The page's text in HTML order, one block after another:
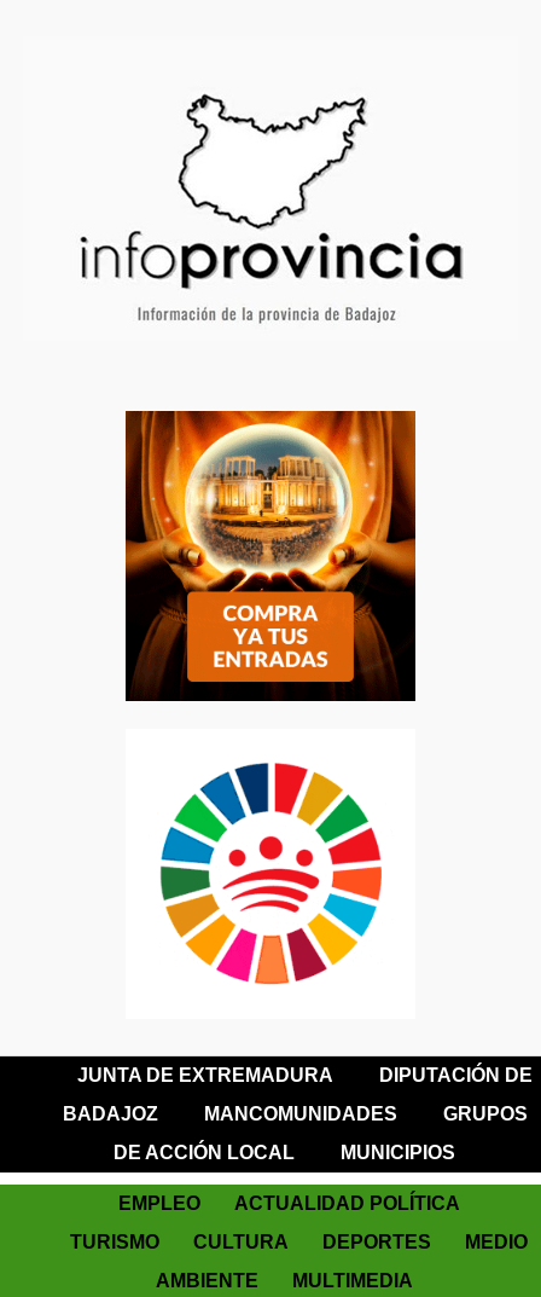
JUNTA DE EXTREMADURA
DIPUTACIÓN DE
BADAJOZ
MANCOMUNIDADES
GRUPOS
DE ACCIÓN LOCAL
MUNICIPIOS
EMPLEO
ACTUALIDAD POLÍTICA
TURISMO
CULTURA DEPORTES
MEDIO
AMBIENTE
MULTIMEDIA